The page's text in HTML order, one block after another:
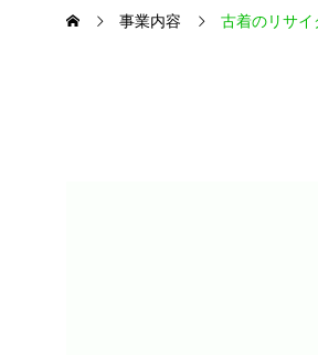
事業内容 古着のリサイ
未来を生きる子供たち